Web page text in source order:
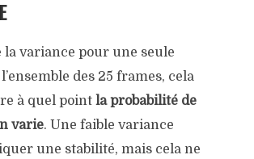
la variance pour une seule
des 25 frames, cela
à quel point la probabilité de
varie. Une faible variance
une stabilité, mais cela ne